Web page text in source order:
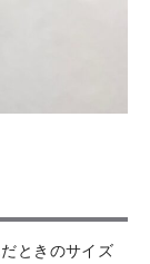
ときのサイズ